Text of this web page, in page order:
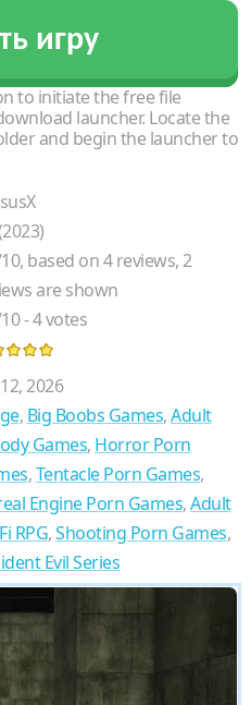
игру
to initiate the free file
launcher. Locate the
and begin the launcher to
10, based on4reviews,2
are shown
10-4votes
2026
, Big Boobs Games,Adult
Games, Horror Porn
,Tentacle Porn Games,
Engine Porn Games,Adult
RPG,Shooting Porn Games,
Evil Series